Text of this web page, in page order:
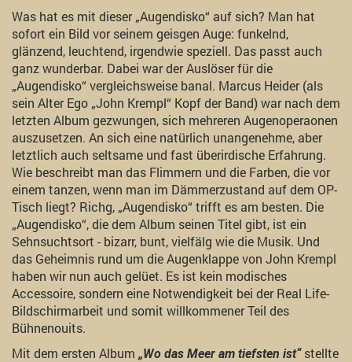
Was hat es mit dieser „Augendisko“ auf sich? Man hat
sofort ein Bild vor seinem geisgen Auge: funkelnd,
glänzend, leuchtend, irgendwie speziell. Das passt auch
ganz wunderbar. Dabei war der Auslöser für die
„Augendisko“ vergleichsweise banal. Marcus Heider (als
sein Alter Ego „John Krempl“ Kopf der Band) war nach dem
letzten Album gezwungen, sich mehreren Augenoperaonen
auszusetzen. An sich eine natürlich unangenehme, aber
letztlich auch seltsame und fast überirdische Erfahrung.
Wie beschreibt man das Flimmern und die Farben, die vor
einem tanzen, wenn man im Dämmerzustand auf dem OP-
Tisch liegt? Richg, „Augendisko“ trifft es am besten. Die
„Augendisko“, die dem Album seinen Titel gibt, ist ein
Sehnsuchtsort - bizarr, bunt, vielfälg wie die Musik. Und
das Geheimnis rund um die Augenklappe von John Krempl
haben wir nun auch gelüet. Es ist kein modisches
Accessoire, sondern eine Notwendigkeit bei der Real Life-
Bildschirmarbeit und somit willkommener Teil des
Bühnenouits.
Mit dem ersten Album „Wo das Meer am tiefsten ist“ stellte